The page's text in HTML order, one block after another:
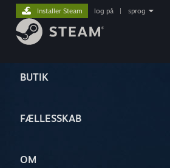
BUTIK
FÆLLESSKAB
OM
Installer Steam log på sprog